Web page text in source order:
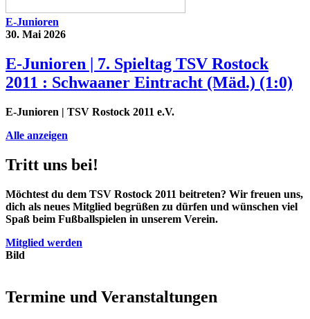
E-Junioren
30. Mai 2026
E-Junioren | 7. Spieltag TSV Rostock
2011 : Schwaaner Eintracht (Mäd.) (1:0)
E-Junioren | TSV Rostock 2011 e.V.
Alle anzeigen
Tritt uns bei!
Möchtest du dem TSV Rostock 2011 beitreten? Wir freuen uns,
dich als neues Mitglied begrüßen zu dürfen und wünschen viel
Spaß beim Fußballspielen in unserem Verein.
Mitglied werden
Bild
Termine und Veranstaltungen